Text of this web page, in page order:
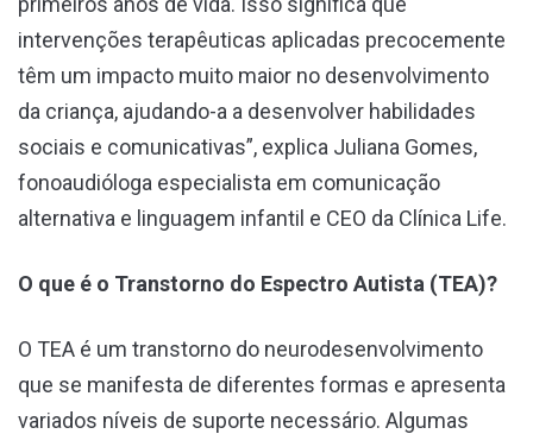
intervenções terapêuticas aplicadas precocemente
têm um impacto muito maior no desenvolvimento
da criança, ajudando-a a desenvolver habilidades
sociais e comunicativas”, explica Juliana Gomes,
fonoaudióloga especialista em comunicação
alternativa e linguagem infantil e CEO da Clínica Life.
O que é o Transtorno do Espectro Autista (TEA)?
O TEA é um transtorno do neurodesenvolvimento
que se manifesta de diferentes formas e apresenta
variados níveis de suporte necessário. Algumas